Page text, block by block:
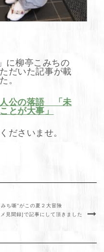
」に柳亭こみちの
だいた記事が載
。
公の落語 「未
とが大事」
ださいませ。
ち噺”がこの夏２大冒険
見聞録]で記事にして頂きました